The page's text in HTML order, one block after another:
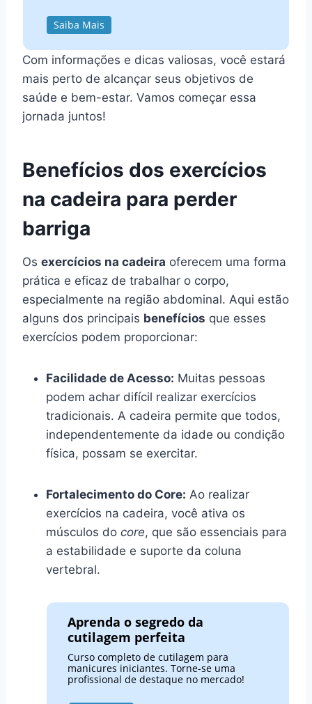
Saiba Mais
Com informações e dicas valiosas, você estará
mais perto de alcançar seus objetivos de
saúde e bem-estar. Vamos começar essa
jornada juntos!
Benefícios dos exercícios
na cadeira para perder
barriga
Os exercícios na cadeira oferecem uma forma
prática e eficaz de trabalhar o corpo,
especialmente na região abdominal. Aqui estão
alguns dos principais benefícios que esses
exercícios podem proporcionar:
Facilidade de Acesso: Muitas pessoas
podem achar difícil realizar exercícios
tradicionais. A cadeira permite que todos,
independentemente da idade ou condição
física, possam se exercitar.
Fortalecimento do Core: Ao realizar
exercícios na cadeira, você ativa os
músculos do core, que são essenciais para
a estabilidade e suporte da coluna
vertebral.
Aprenda o segredo da
cutilagem perfeita
Curso completo de cutilagem para
manicures iniciantes. Torne-se uma
profissional de destaque no mercado!